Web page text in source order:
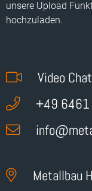
unsere Upload
hochzuladen.
Video
+49
info
Metallbau